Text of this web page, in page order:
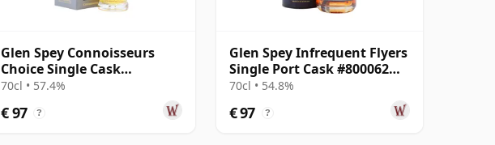
Glen Spey Connoisseurs
Choice Single Cask
#16601701 2008 15 jaar oud
70cl • 57.4%
€ 97 ?
Glen Spey Infrequent Flyers
Single Port Cask #800062
2008 15 jaar oud
70cl • 54.8%
€ 97 ?